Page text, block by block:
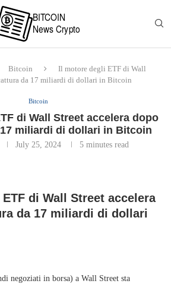
Bitcoin
Il motore degli ETF di Wall
da 17 miliardi di dollari in Bitcoin
Bitcoin
di Wall Street accelera dopo
miliardi di dollari in Bitcoin
July 25, 2024 5 minutes read
di Wall Street accelera
da 17 miliardi di dollari
negoziati in borsa) a Wall Street sta